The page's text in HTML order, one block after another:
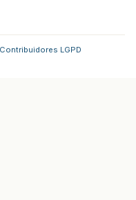
Contribuidores LGPD